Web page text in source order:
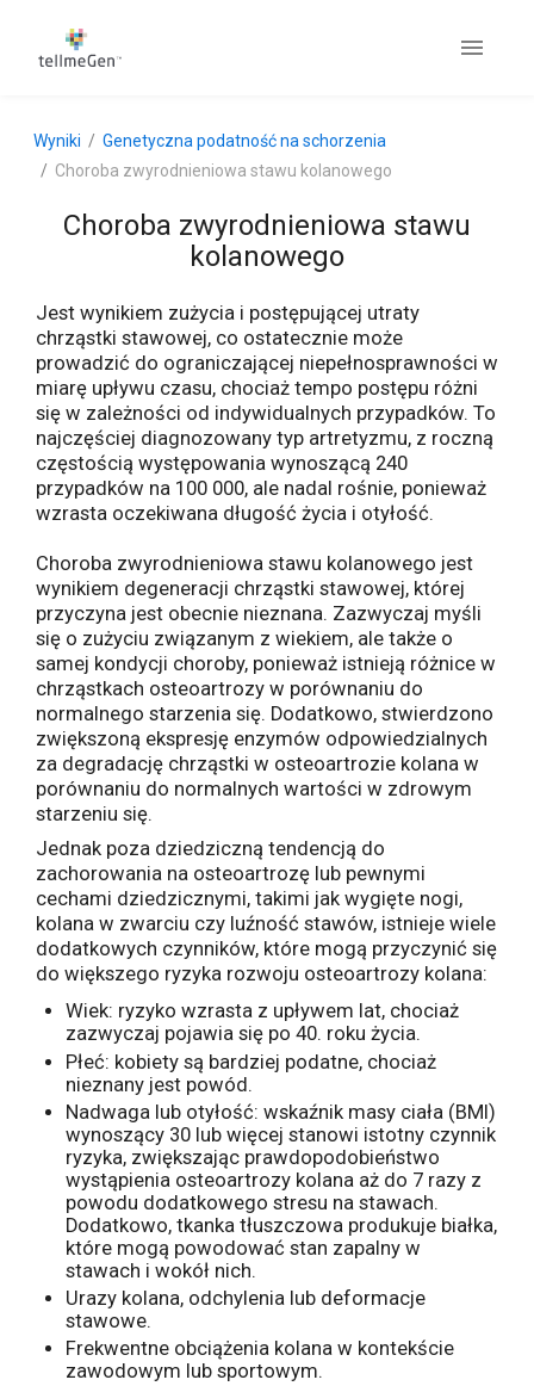
Wyniki
Genetyczna podatność na schorzenia
Choroba zwyrodnieniowa stawu kolanowego
Choroba zwyrodnieniowa stawu
kolanowego
Jest wynikiem zużycia i postępującej utraty
chrząstki stawowej, co ostatecznie może
prowadzić do ograniczającej niepełnosprawności w
miarę upływu czasu, chociaż tempo postępu różni
się w zależności od indywidualnych przypadków. To
najczęściej diagnozowany typ artretyzmu, z roczną
częstością występowania wynoszącą 240
przypadków na 100 000, ale nadal rośnie, ponieważ
wzrasta oczekiwana długość życia i otyłość.
Choroba zwyrodnieniowa stawu kolanowego jest
wynikiem degeneracji chrząstki stawowej, której
przyczyna jest obecnie nieznana. Zazwyczaj myśli
się o zużyciu związanym z wiekiem, ale także o
samej kondycji choroby, ponieważ istnieją różnice w
chrząstkach osteoartrozy w porównaniu do
normalnego starzenia się. Dodatkowo, stwierdzono
zwiększoną ekspresję enzymów odpowiedzialnych
za degradację chrząstki w osteoartrozie kolana w
porównaniu do normalnych wartości w zdrowym
starzeniu się.
Jednak poza dziedziczną tendencją do
zachorowania na osteoartrozę lub pewnymi
cechami dziedzicznymi, takimi jak wygięte nogi,
kolana w zwarciu czy luźność stawów, istnieje wiele
dodatkowych czynników, które mogą przyczynić się
do większego ryzyka rozwoju osteoartrozy kolana:
Wiek: ryzyko wzrasta z upływem lat, chociaż
zazwyczaj pojawia się po 40. roku życia.
Płeć: kobiety są bardziej podatne, chociaż
nieznany jest powód.
Nadwaga lub otyłość: wskaźnik masy ciała (BMI)
wynoszący 30 lub więcej stanowi istotny czynnik
ryzyka, zwiększając prawdopodobieństwo
wystąpienia osteoartrozy kolana aż do 7 razy z
powodu dodatkowego stresu na stawach.
Dodatkowo, tkanka tłuszczowa produkuje białka,
które mogą powodować stan zapalny w
stawach i wokół nich.
Urazy kolana, odchylenia lub deformacje
stawowe.
Frekwentne obciążenia kolana w kontekście
zawodowym lub sportowym.